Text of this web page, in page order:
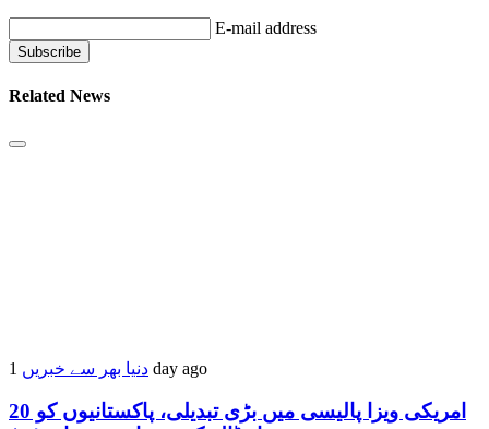
E-mail address
Related News
دنیا بھر سے خبریں 1 day ago
امریکی ویزا پالیسی میں بڑی تبدیلی، پاکستانیوں کو 20